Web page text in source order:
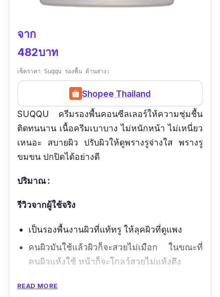
จาก
482บาท
เช็คราคา Suqqu รองพื้น ด้านล่าง:
Shopee Thailand
SUQQU ครีมรองพื้นคอนซีลเลอร์ให้ความชุ่มชื้น
ติดทนนาน เนื้อครีมเบาบาง ไม่หนักหน้า ไม่เหนี่ยว
เหนอะ สบายผิว ปรับผิวให้ดูพรางรูจ่างใส พรางรู
ขมขน ปกปิดได้อย่างดี
ปริมาณ :
รีวิวจากผู้ใช้จริง
เป็นรองพื้นงานผิวที่แท้ทรู ให้ลุคผิวที่ดูแพง
คนผิวมันใช้แล้วผิวก็จะสวยไม่เมือก ในขณะที่
คนผิวแห้งใช้ หน้าก็จะโกลว์สวยไม่แห้งตึง
READ MORE